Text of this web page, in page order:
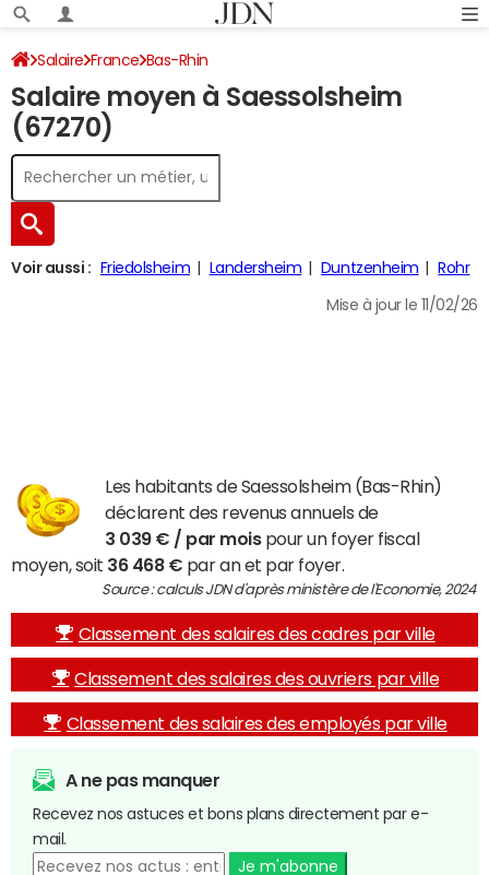
Salaire France Bas-Rhin
Salaire moyen à Saessolsheim
(67270)
Voir aussi : Friedolsheim Landersheim Duntzenheim Rohr
Mise à jour le 11/02/26
Les habitants de Saessolsheim (Bas-Rhin)
déclarent des revenus annuels de
3 039 € / par moispour un foyer fiscal
moyen, soit 36 468 € par an et par foyer.
Source : calculs JDN d'après ministère de l'Economie, 2024
Classement des salaires des cadres par ville
Classement des salaires des ouvriers par ville
Classement des salaires des employés par ville
A ne pas manquer
Recevez nos astuces et bons plans directement par e-
mail.
Je m'abonne